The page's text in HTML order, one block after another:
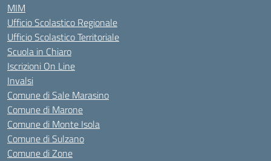
MIM
Ufficio Scolastico Regionale
Ufficio Scolastico Territoriale
Scuola in Chiaro
Iscrizioni On Line
Invalsi
Comune di Sale Marasino
Comune di Marone
Comune di Monte Isola
Comune di Sulzano
Comune di Zone